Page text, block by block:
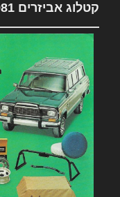
קטלוג אביזרים 1981 Jeep